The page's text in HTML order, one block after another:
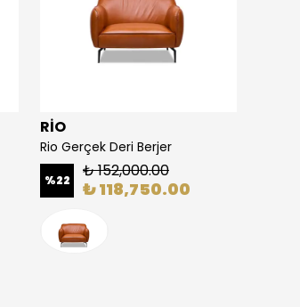
RİO
Rio Gerçek Deri Berjer
%22 ₺ 152,000.00
₺ 118,750.00